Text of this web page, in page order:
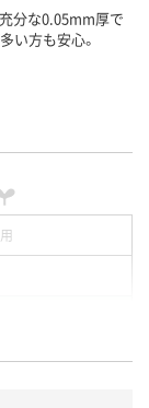
分な0.05mm厚で
い方も安心。